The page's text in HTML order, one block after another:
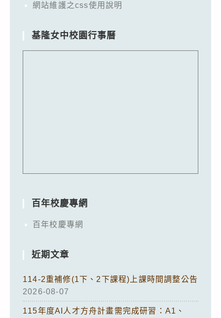
網站維護之css使用說明
基隆女中校園行事曆
百年校慶專網
百年校慶專網
近期文章
114-2重補修(1下、2下課程)上課時間調整公告
2026-08-07
115年度AI人才方舟計畫需完成研習：A1、